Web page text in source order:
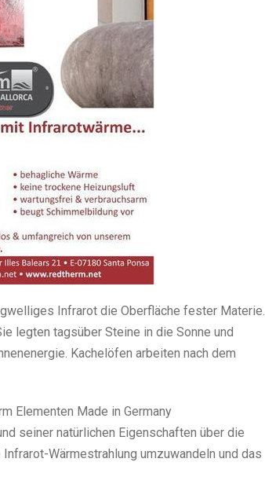
Infrarot die Oberfläche fester Materie.
legten tagsüber Steine in die Sonne und
Kachelöfen arbeiten nach dem
Elementen Made in Germany
seiner natürlichen Eigenschaften über die
Wärmestrahlung umzuwandeln und das